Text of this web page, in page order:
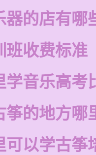
器的店有哪
班收费标准
学音乐高考
筝的地方哪
可以学古筝